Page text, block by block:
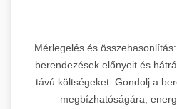
Mérlegelés és
berendezések előnyeit és
távú költségeket. Gondolj a
megbízhatóságára,